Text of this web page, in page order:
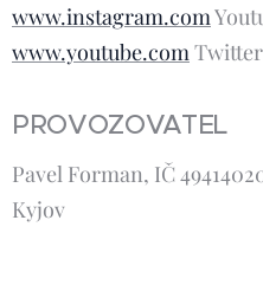
www.instagram.com
www.youtube.com
PROVOZOVATEL
Pavel Forman, IČ
Kyjov